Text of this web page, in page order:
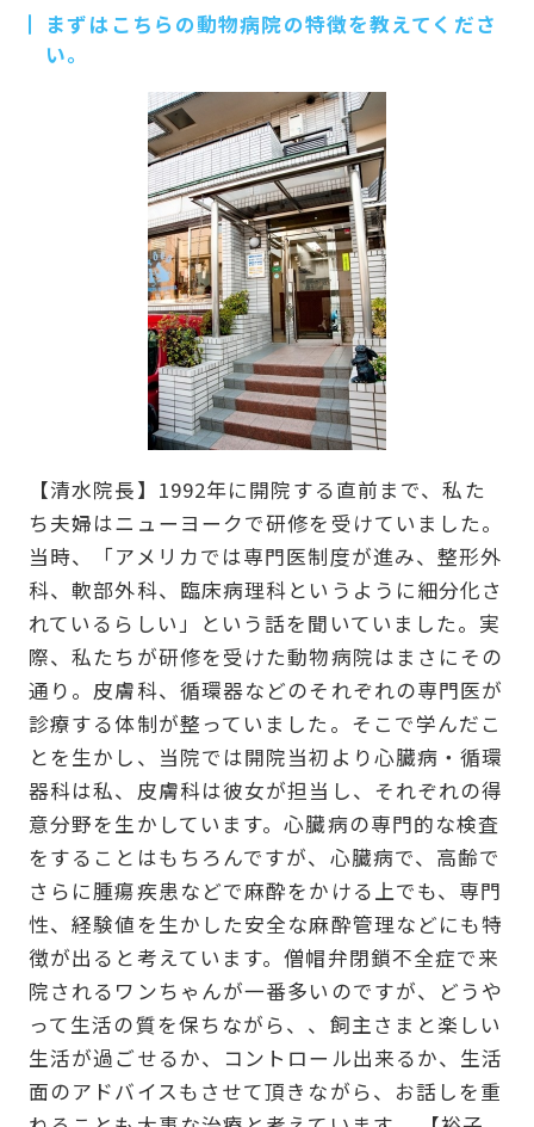
まずはこちらの動物病院の特徴を教えてくださ
い。
【清水院長】1992年に開院する直前まで、私た
ち夫婦はニューヨークで研修を受けていました。
当時、「アメリカでは専門医制度が進み、整形外
科、軟部外科、臨床病理科というように細分化さ
れているらしい」という話を聞いていました。実
際、私たちが研修を受けた動物病院はまさにその
通り。皮膚科、循環器などのそれぞれの専門医が
診療する体制が整っていました。そこで学んだこ
とを生かし、当院では開院当初より心臓病・循環
器科は私、皮膚科は彼女が担当し、それぞれの得
意分野を生かしています。心臓病の専門的な検査
をすることはもちろんですが、心臓病で、高齢で
さらに腫瘍疾患などで麻酔をかける上でも、専門
性、経験値を生かした安全な麻酔管理などにも特
徴が出ると考えています。僧帽弁閉鎖不全症で来
院されるワンちゃんが一番多いのですが、どうや
って生活の質を保ちながら、、飼主さまと楽しい
生活が過ごせるか、コントロール出来るか、生活
面のアドバイスもさせて頂きながら、お話しを重